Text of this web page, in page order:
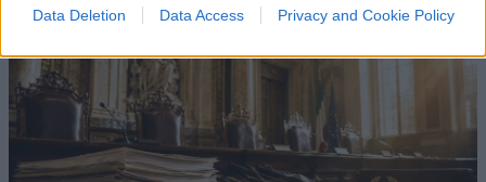
Data Deletion Data Access Privacy and Cookie Policy